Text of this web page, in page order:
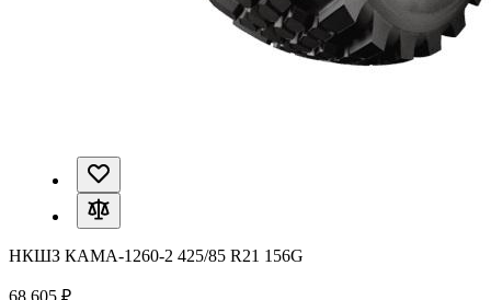
НКШЗ КАМА-1260-2 425/85 R21 156G